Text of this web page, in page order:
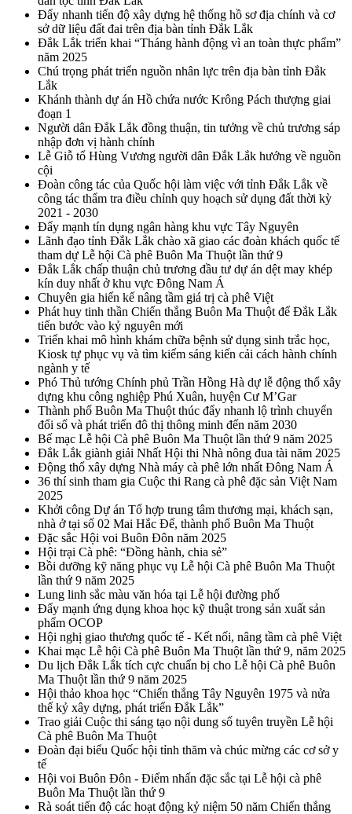
Đẩy nhanh tiến độ xây dựng hệ thống hồ sơ địa chính và cơ
sở dữ liệu đất đai trên địa bàn tỉnh Đắk Lắk
Đắk Lắk triển khai “Tháng hành động vì an toàn thực phẩm”
năm 2025
Chú trọng phát triển nguồn nhân lực trên địa bàn tỉnh Đắk
Lắk
Khánh thành dự án Hồ chứa nước Krông Pách thượng giai
đoạn 1
Người dân Đắk Lắk đồng thuận, tin tưởng về chủ trương sáp
nhập đơn vị hành chính
Lễ Giỗ tổ Hùng Vương người dân Đắk Lắk hướng về nguồn
cội
Đoàn công tác của Quốc hội làm việc với tỉnh Đắk Lắk về
công tác thẩm tra điều chỉnh quy hoạch sử dụng đất thời kỳ
2021 - 2030
Đẩy mạnh tín dụng ngân hàng khu vực Tây Nguyên
Lãnh đạo tỉnh Đắk Lắk chào xã giao các đoàn khách quốc tế
tham dự Lễ hội Cà phê Buôn Ma Thuột lần thứ 9
Đắk Lắk chấp thuận chủ trương đầu tư dự án dệt may khép
kín duy nhất ở khu vực Đông Nam Á
Chuyên gia hiến kế nâng tầm giá trị cà phê Việt
Phát huy tinh thần Chiến thắng Buôn Ma Thuột để Đắk Lắk
tiến bước vào kỷ nguyên mới
Triển khai mô hình khám chữa bệnh sử dụng sinh trắc học,
Kiosk tự phục vụ và tìm kiếm sáng kiến cải cách hành chính
ngành y tế
Phó Thủ tướng Chính phủ Trần Hồng Hà dự lễ động thổ xây
dựng khu công nghiệp Phú Xuân, huyện Cư M’Gar
Thành phố Buôn Ma Thuột thúc đẩy nhanh lộ trình chuyển
đổi số và phát triển đô thị thông minh đến năm 2030
Bế mạc Lễ hội Cà phê Buôn Ma Thuột lần thứ 9 năm 2025
Đắk Lắk giành giải Nhất Hội thi Nhà nông đua tài năm 2025
Động thổ xây dựng Nhà máy cà phê lớn nhất Đông Nam Á
36 thí sinh tham gia Cuộc thi Rang cà phê đặc sản Việt Nam
2025
Khởi công Dự án Tổ hợp trung tâm thương mại, khách sạn,
nhà ở tại số 02 Mai Hắc Đế, thành phố Buôn Ma Thuột
Đặc sắc Hội voi Buôn Đôn năm 2025
Hội trại Cà phê: “Đồng hành, chia sẻ”
Bồi dưỡng kỹ năng phục vụ Lễ hội Cà phê Buôn Ma Thuột
lần thứ 9 năm 2025
Lung linh sắc màu văn hóa tại Lễ hội đường phố
Đẩy mạnh ứng dụng khoa học kỹ thuật trong sản xuất sản
phẩm OCOP
Hội nghị giao thương quốc tế - Kết nối, nâng tầm cà phê Việt
Khai mạc Lễ hội Cà phê Buôn Ma Thuột lần thứ 9, năm 2025
Du lịch Đắk Lắk tích cực chuẩn bị cho Lễ hội Cà phê Buôn
Ma Thuột lần thứ 9 năm 2025
Hội thảo khoa học “Chiến thắng Tây Nguyên 1975 và nửa
thế kỷ xây dựng, phát triển Đắk Lắk”
Trao giải Cuộc thi sáng tạo nội dung số tuyên truyền Lễ hội
Cà phê Buôn Ma Thuột
Đoàn đại biểu Quốc hội tỉnh thăm và chúc mừng các cơ sở y
tế
Hội voi Buôn Đôn - Điểm nhấn đặc sắc tại Lễ hội cà phê
Buôn Ma Thuột lần thứ 9
Rà soát tiến độ các hoạt động kỷ niệm 50 năm Chiến thắng